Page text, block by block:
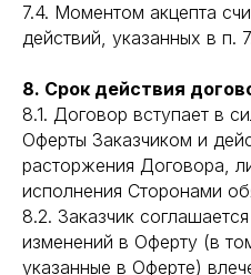
7.4. Моментом акцепта
действий, указанных в п.
8. Срок действия
8.1. Договор вступает в
Оферты Заказчиком и
расторжения Договора,
исполнения Сторонами
8.2. Заказчик
изменений в Оферту (в
указанные в Оферте)